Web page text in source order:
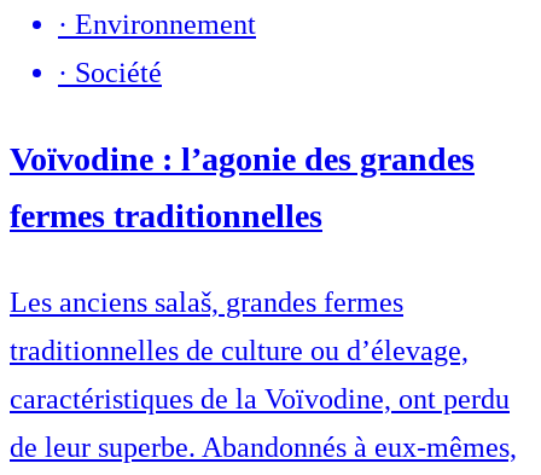
· Environnement
· Société
Voïvodine : l’agonie des grandes
fermes traditionnelles
Les anciens salaš, grandes fermes
traditionnelles de culture ou d’élevage,
caractéristiques de la Voïvodine, ont perdu
de leur superbe. Abandonnés à eux-mêmes,